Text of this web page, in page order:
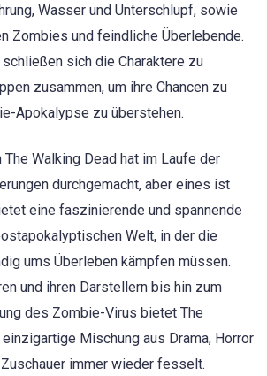
Wasser und Unterschlupf, sowie
Zombies und feindliche Überlebende.
sich die Charaktere zu
zusammen, um ihre Chancen zu
Apokalypse zu überstehen.
The Walking Dead hat im Laufe der
durchgemacht, aber eines ist
eine faszinierende und spannende
Welt, in der die
ums Überleben kämpfen müssen.
und ihren Darstellern bis hin zum
des Zombie-Virus bietet The
Mischung aus Drama, Horror
immer wieder fesselt.